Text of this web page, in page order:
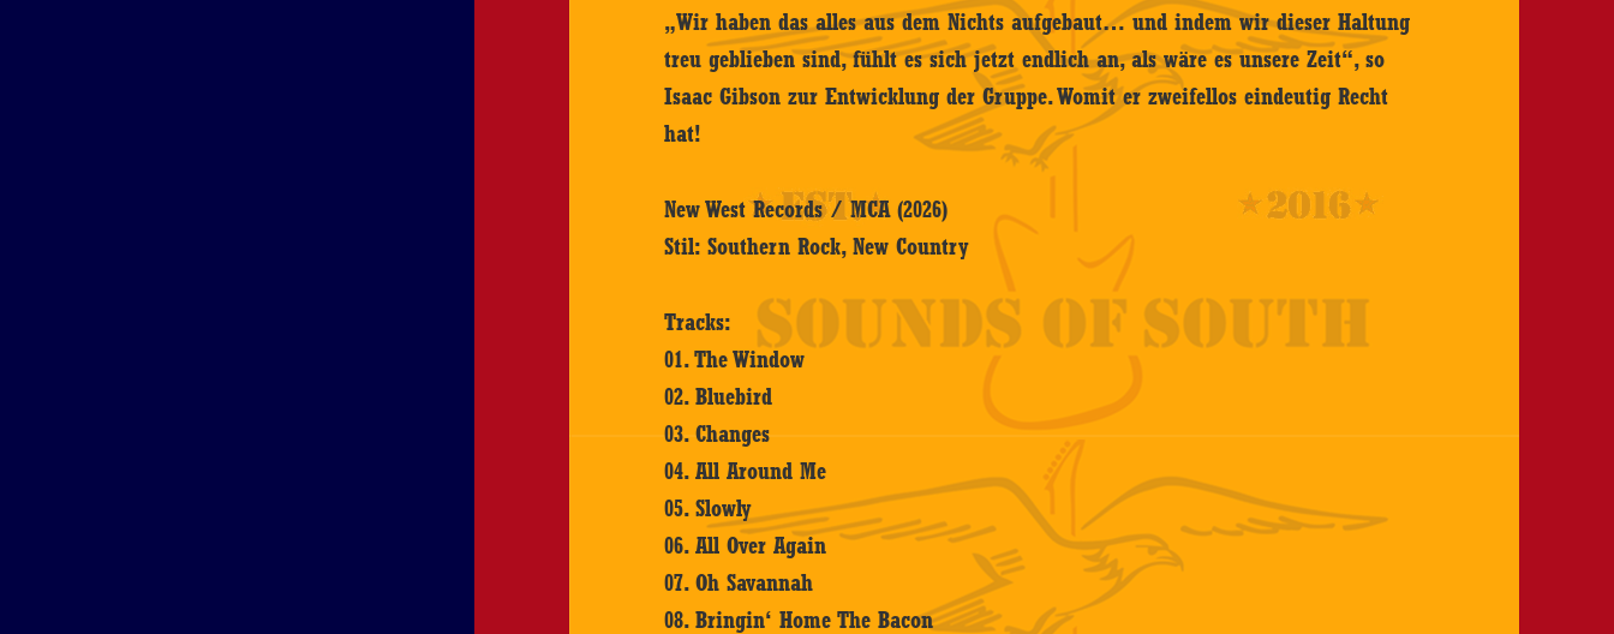
„Wir haben das alles aus dem Nichts aufgebaut… und indem wir dieser Haltung
treu geblieben sind, fühlt es sich jetzt endlich an, als wäre es unsere Zeit“, so
Isaac Gibson zur Entwicklung der Gruppe. Womit er zweifellos eindeutig Recht
hat!
New West Records / MCA (2026)
Stil: Southern Rock, New Country
Tracks:
01. The Window
02. Bluebird
03. Changes
04. All Around Me
05. Slowly
06. All Over Again
07. Oh Savannah
08. Bringin‘ Home The Bacon